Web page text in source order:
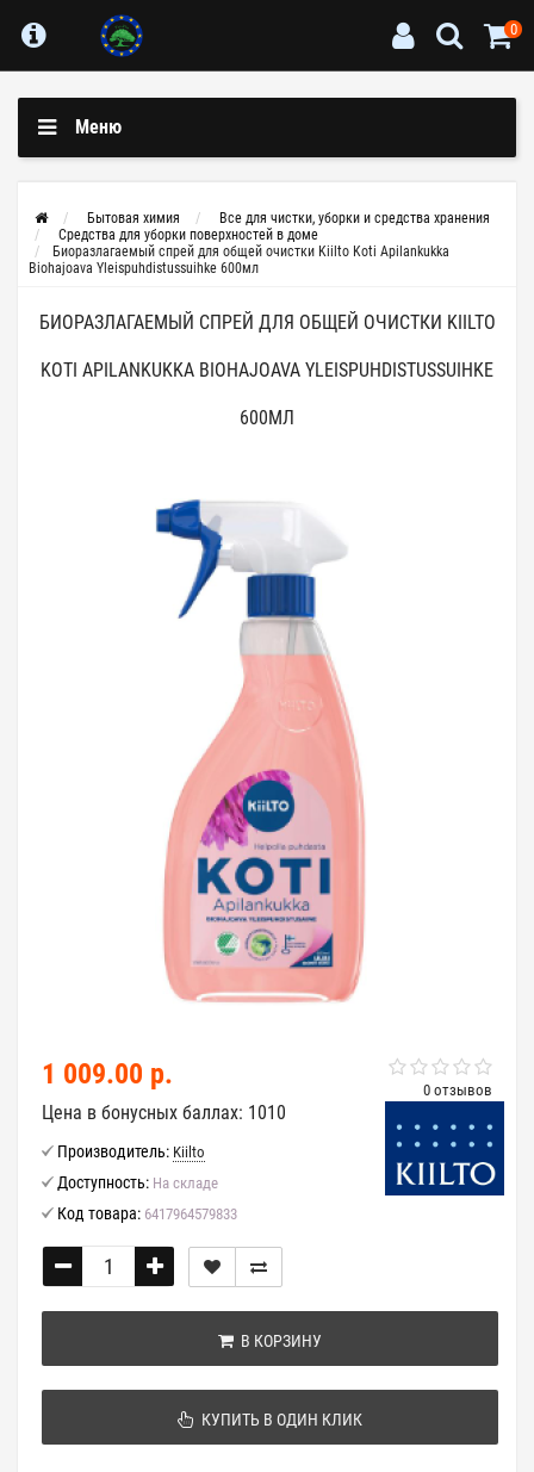
0
Меню
Бытовая химия
Все для чистки, уборки и средства хранения
Средства для уборки поверхностей в доме
Биоразлагаемый спрей для общей очистки Kiilto Koti Apilankukka
Biohajoava Yleispuhdistussuihke 600мл
БИОРАЗЛАГАЕМЫЙ СПРЕЙ ДЛЯ ОБЩЕЙ ОЧИСТКИ KIILTO
KOTI APILANKUKKA BIOHAJOAVA YLEISPUHDISTUSSUIHKE
600МЛ
0 отзывов
1 009.00 р.
Цена в бонусных баллах: 1010
Производитель: Kiilto
Доступность: На складе
Код товара: 6417964579833
В КОРЗИНУ
КУПИТЬ В ОДИН КЛИК